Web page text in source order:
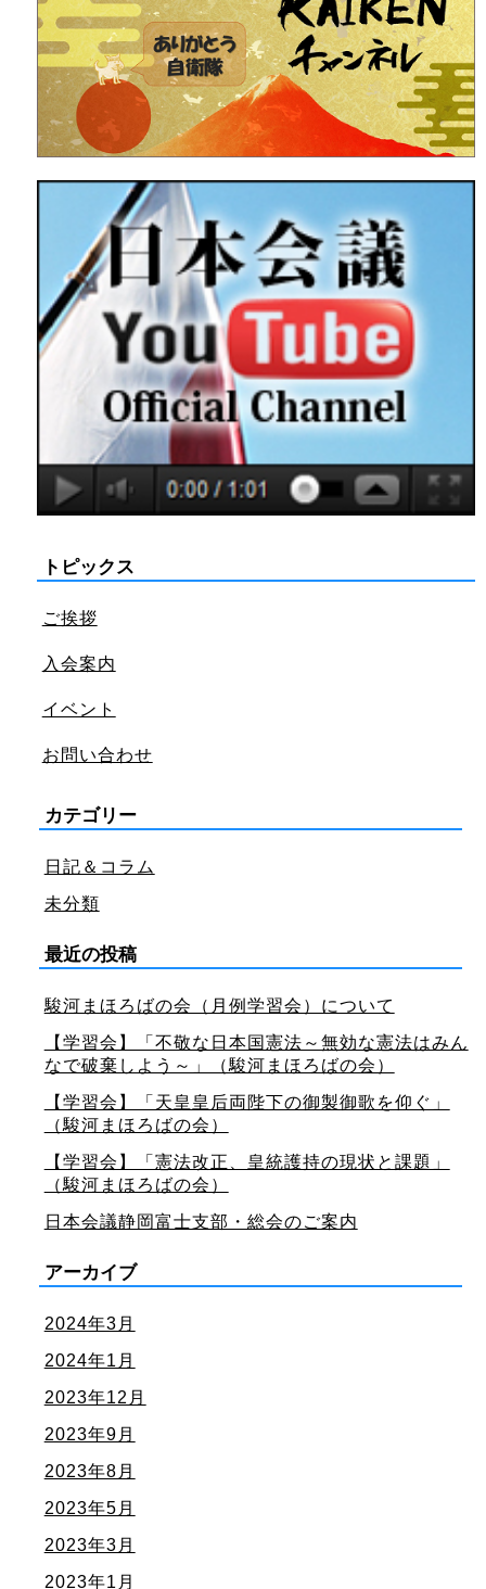
トピックス
ご挨拶
入会案内
イベント
お問い合わせ
カテゴリー
日記＆コラム
未分類
最近の投稿
駿河まほろばの会（月例学習会）について
【学習会】「不敬な日本国憲法～無効な憲法はみん
なで破棄しよう～」（駿河まほろばの会）
【学習会】「天皇皇后両陛下の御製御歌を仰ぐ」
（駿河まほろばの会）
【学習会】「憲法改正、皇統護持の現状と課題」
（駿河まほろばの会）
日本会議静岡富士支部・総会のご案内
アーカイブ
2024年3月
2024年1月
2023年12月
2023年9月
2023年8月
2023年5月
2023年3月
2023年1月